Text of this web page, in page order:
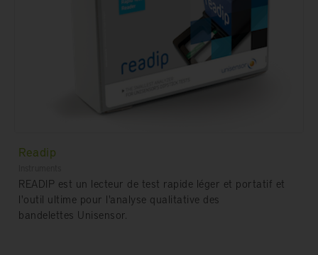
Readip
READIP est un lecteur de test rapide léger et portatif et
l'outil ultime pour l'analyse qualitative des
bandelettes Unisensor.